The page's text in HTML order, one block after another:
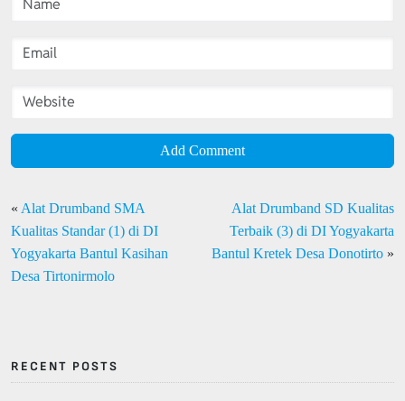
Add Comment
« Alat Drumband SMA
Kualitas Standar (1) di DI
Yogyakarta Bantul Kasihan
Desa Tirtonirmolo
Alat Drumband SD Kualitas
Terbaik (3) di DI Yogyakarta
Bantul Kretek Desa Donotirto »
RECENT POSTS